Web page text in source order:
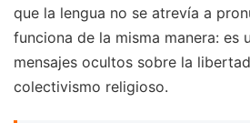
que la lengua no se atrevía a
funciona de la misma manera: es
mensajes ocultos sobre la
colectivismo religioso.